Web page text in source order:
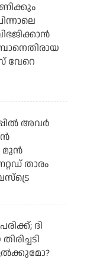
വേറെ
അവര്‍
മുന്‍
താരം
ദി